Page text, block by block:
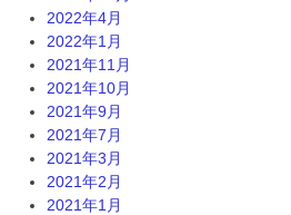
2022年4月
2022年1月
2021年11月
2021年10月
2021年9月
2021年7月
2021年3月
2021年2月
2021年1月